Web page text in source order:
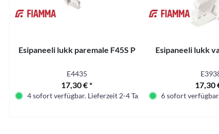
Esipaneeli lukk paremale F45S P
E4435
17,30 € *
4 sofort verfügbar. Lieferzeit 2-4 Tage.
Esipaneeli lukk
17,30
6 sofort verfügbar.